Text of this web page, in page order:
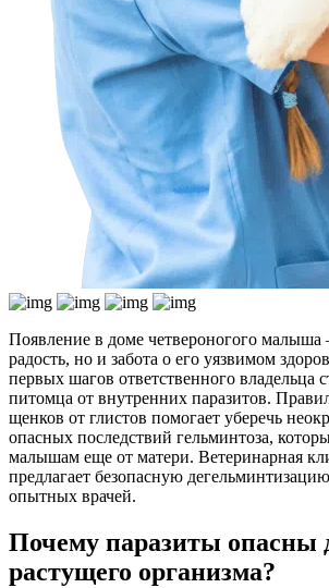
Появление в доме четвероногого малыша
радость, но и забота о его уязвимом
первых шагов ответственного владельца
питомца от внутренних паразитов.
щенков от глистов помогает уберечь
опасных последствий гельминтоза,
малышам еще от матери. Ветеринарная
предлагает безопасную
опытных врачей.
Почему паразиты опасны
растущего организма?